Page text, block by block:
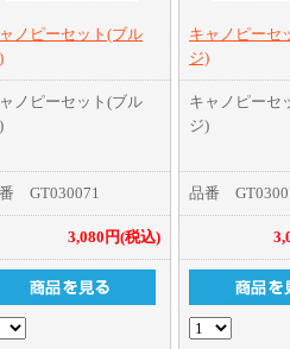
ノピーセット(ブル
ノピーセット(ブル
GT030071
3,080円(税込)
キャノピーセ
ジ)
キャノピーセ
ジ)
品番